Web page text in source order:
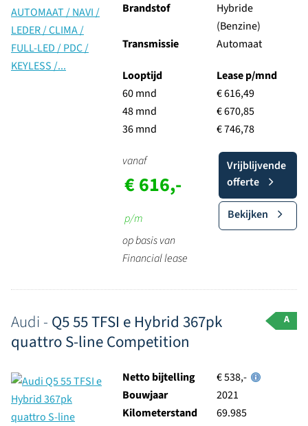
Brandstof
Hybride
(Benzine)
Transmissie
Automaat
Looptijd
60 mnd
48 mnd
36 mnd
Lease p/mnd
€ 616,49
€ 670,85
€ 746,78
vanaf
€ 616,-
p/m
op basis van
Financial lease
Vrijblijvende
offerte
Bekijken
Audi - Q5 55 TFSI e Hybrid 367pk
quattro S-line Competition
A
Netto bijtelling
€ 538,-
Bouwjaar
2021
Kilometerstand
69.985